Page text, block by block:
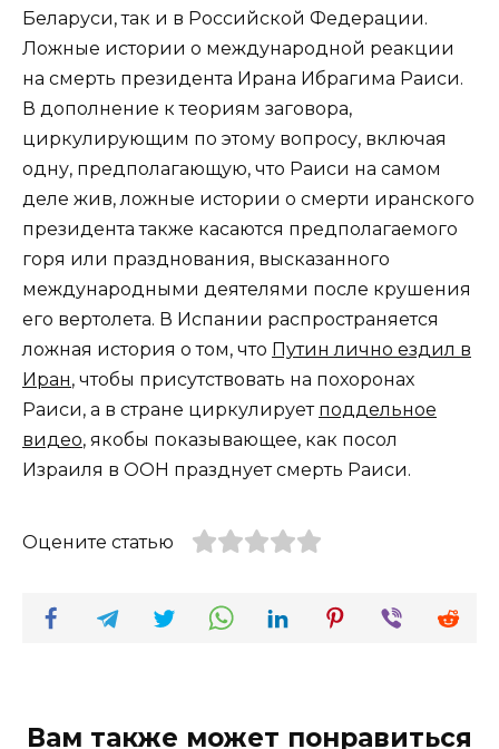
Беларуси, так и в Российской Федерации.
Ложные истории о международной реакции
на смерть президента Ирана Ибрагима Раиси.
В дополнение к теориям заговора,
циркулирующим по этому вопросу, включая
одну, предполагающую, что Раиси на самом
деле жив, ложные истории о смерти иранского
президента также касаются предполагаемого
горя или празднования, высказанного
международными деятелями после крушения
его вертолета. В Испании распространяется
ложная история о том, что Путин лично ездил в
Иран, чтобы присутствовать на похоронах
Раиси, а в стране циркулирует поддельное
видео, якобы показывающее, как посол
Израиля в ООН празднует смерть Раиси.
Оцените статью
Вам также может понравиться